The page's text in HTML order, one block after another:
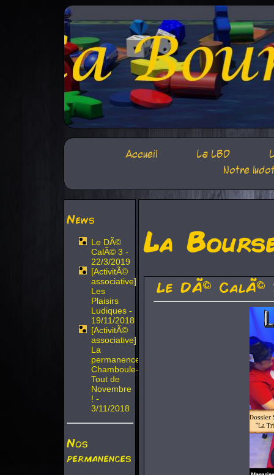
Accueil La LBD
Notre
News
Le DÃ©
CalÃ© 3 -
22/3/2019
[ActivitÃ©
associative]
Les
Plaisirs
Ludiques -
19/11/2018
[ActivitÃ©
associative]
La
permanence
Chamboule-
Tout de
Novembre
! -
3/11/2018
Nos
permanences
La
Le DÃ© CalÃ©